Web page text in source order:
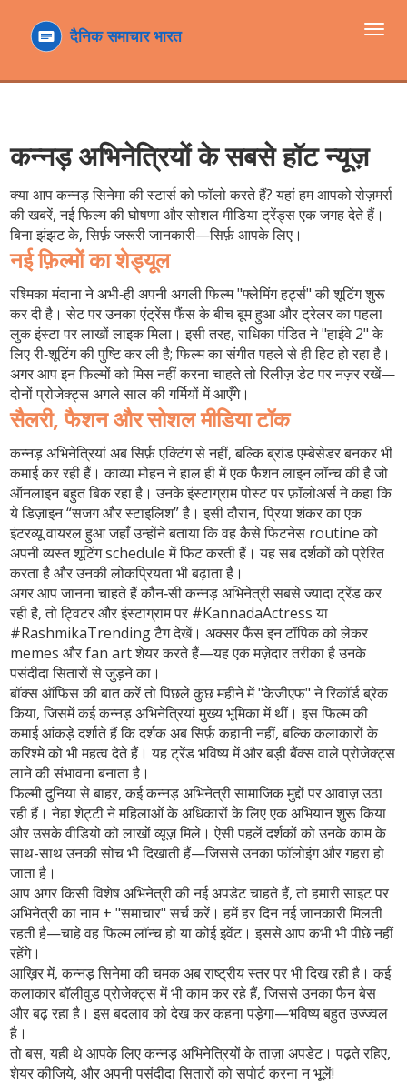
टॉगल
कन्नड़ अभिनेत्रियों के सबसे हॉट न्यूज़
क्या आप कन्नड़ सिनेमा की स्टार्स को फॉलो करते हैं? यहां हम आपको रोज़मर्रा
की खबरें, नई फिल्म की घोषणा और सोशल मीडिया ट्रेंड्स एक जगह देते हैं।
बिना झंझट के, सिर्फ़ जरूरी जानकारी—सिर्फ़ आपके लिए।
नई फ़िल्मों का शेड्यूल
रश्मिका मंदाना ने अभी‑ही अपनी अगली फिल्म"फ्लेमिंग हर्ट्स"की शूटिंग शुरू
कर दी है। सेट पर उनका एंट्रेंस फैंस के बीच बूम हुआ और ट्रेलर का पहला
लुक इंस्टा पर लाखों लाइक मिला। इसी तरह, राधिका पंडित ने"हाईवे 2"के
लिए री‑शूटिंग की पुष्टि कर ली है; फिल्म का संगीत पहले से ही हिट हो रहा है।
अगर आप इन फिल्मों को मिस नहीं करना चाहते तो रिलीज़ डेट पर नज़र रखें—
दोनों प्रोजेक्ट्स अगले साल की गर्मियों में आएँगे।
सैलरी, फैशन और सोशल मीडिया टॉक
कन्नड़ अभिनेत्रियां अब सिर्फ़ एक्टिंग से नहीं, बल्कि ब्रांड एम्बेसेडर बनकर भी
कमाई कर रही हैं। काव्या मोहन ने हाल ही में एक फैशन लाइन लॉन्च की है जो
ऑनलाइन बहुत बिक रहा है। उनके इंस्टाग्राम पोस्ट पर फ़ॉलोअर्स ने कहा कि
ये डिज़ाइन “सजग और स्टाइलिश” है। इसी दौरान, प्रिया शंकर का एक
इंटरव्यू वायरल हुआ जहाँ उन्होंने बताया कि वह कैसे फिटनेस routine को
अपनी व्यस्त शूटिंग schedule में फिट करती हैं। यह सब दर्शकों को प्रेरित
करता है और उनकी लोकप्रियता भी बढ़ाता है।
अगर आप जानना चाहते हैं कौन‑सी कन्नड़ अभिनेत्री सबसे ज्यादा ट्रेंड कर
रही है, तो ट्विटर और इंस्टाग्राम पर #KannadaActress या
#RashmikaTrending टैग देखें। अक्सर फैंस इन टॉपिक को लेकर
memes और fan art शेयर करते हैं—यह एक मज़ेदार तरीका है उनके
पसंदीदा सितारों से जुड़ने का।
बॉक्स ऑफिस की बात करें तो पिछले कुछ महीने में"केजीएफ"ने रिकॉर्ड ब्रेक
किया, जिसमें कई कन्नड़ अभिनेत्रियां मुख्य भूमिका में थीं। इस फिल्म की
कमाई आंकड़े दर्शाते हैं कि दर्शक अब सिर्फ़ कहानी नहीं, बल्कि कलाकारों के
करिश्मे को भी महत्व देते हैं। यह ट्रेंड भविष्य में और बड़ी बैंक्स वाले प्रोजेक्ट्स
लाने की संभावना बनाता है।
फिल्मी दुनिया से बाहर, कई कन्नड़ अभिनेत्री सामाजिक मुद्दों पर आवाज़ उठा
रही हैं। नेहा शेट्टी ने महिलाओं के अधिकारों के लिए एक अभियान शुरू किया
और उसके वीडियो को लाखों व्यूज़ मिले। ऐसी पहलें दर्शकों को उनके काम के
साथ-साथ उनकी सोच भी दिखाती हैं—जिससे उनका फॉलोइंग और गहरा हो
जाता है।
आप अगर किसी विशेष अभिनेत्री की नई अपडेट चाहते हैं, तो हमारी साइट पर
अभिनेत्री का नाम + "समाचार"सर्च करें। हमें हर दिन नई जानकारी मिलती
रहती है—चाहे वह फिल्म लॉन्च हो या कोई इवेंट। इससे आप कभी भी पीछे नहीं
रहेंगे।
आख़िर में, कन्नड़ सिनेमा की चमक अब राष्ट्रीय स्तर पर भी दिख रही है। कई
कलाकार बॉलीवुड प्रोजेक्ट्स में भी काम कर रहे हैं, जिससे उनका फैन बेस
और बढ़ रहा है। इस बदलाव को देख कर कहना पड़ेगा—भविष्य बहुत उज्ज्वल
है।
तो बस, यही थे आपके लिए कन्नड़ अभिनेत्रियों के ताज़ा अपडेट। पढ़ते रहिए,
शेयर कीजिये, और अपनी पसंदीदा सितारों को सपोर्ट करना न भूलें!